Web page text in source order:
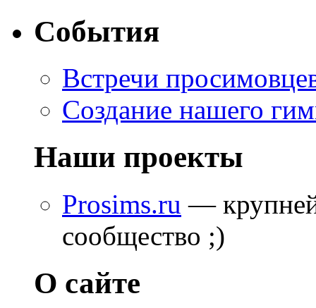
События
Встречи
Создание нашего
Наши проекты
Prosims.ru —
сообщество ;)
О сайте